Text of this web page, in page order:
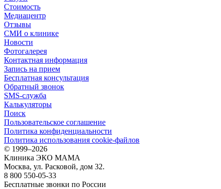
Стоимость
Медиацентр
Отзывы
СМИ о клинике
Новости
Фотогалерея
Контактная информация
Запись на прием
Бесплатная консультация
Обратный звонок
SMS-служба
Калькуляторы
Поиск
Пользовательское соглашение
Политика конфиденциальности
Политика использования cookie-файлов
© 1999–2026
Клиника ЭКО МАМА
Москва, ул. Расковой, дом 32.
8 800 550-05-33
Бесплатные звонки по России